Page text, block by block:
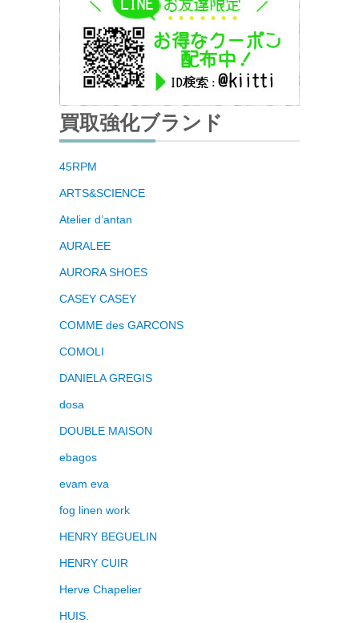
買取強化ブランド
45RPM
ARTS&SCIENCE
Atelier d’antan
AURALEE
AURORA SHOES
CASEY CASEY
COMME des GARCONS
COMOLI
DANIELA GREGIS
dosa
DOUBLE MAISON
ebagos
evam eva
fog linen work
HENRY BEGUELIN
HENRY CUIR
Herve Chapelier
HUIS.